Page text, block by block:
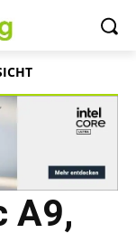
A9,